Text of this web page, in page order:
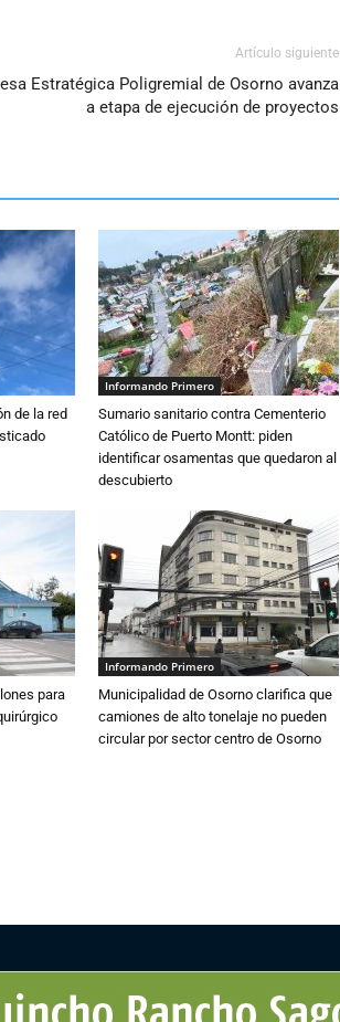
Artículo siguiente
Estratégica Poligremial de Osorno avanza
a etapa de ejecución de proyectos
de la red
Informando Primero
Sumario sanitario contra Cementerio
Católico de Puerto Montt: piden
identificar osamentas que quedaron al
descubierto
para
Informando Primero
Municipalidad de Osorno clarifica que
camiones de alto tonelaje no pueden
circular por sector centro de Osorno